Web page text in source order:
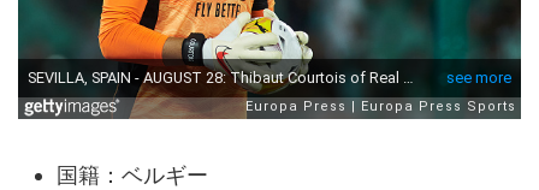
国籍：ベルギー